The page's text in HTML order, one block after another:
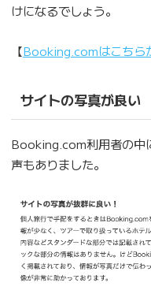
けになるでしょう。
【Booking.comはこちら
サイトの写真が良い
Booking.com利用者の中
声もありました。